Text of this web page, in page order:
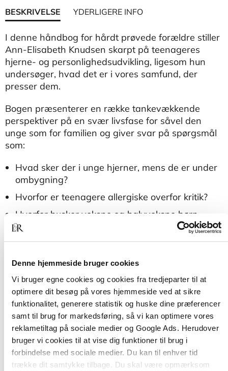
Denne hjemmeside bruger cookies
Vi bruger egne cookies og cookies fra tredjeparter til at
optimere dit besøg på vores hjemmeside ved at sikre
funktionalitet, generere statistik og huske dine præferencer
samt til brug for markedsføring, så vi kan optimere vores
reklametiltag på sociale medier og Google Ads. Herudover
bruger vi cookies til at vise dig funktioner til brug i
forbindelse med sociale medier. Du kan til enhver tid
trække dit samtykke tilbage. Du skal være opmærksom
BESKRIVELSE YDERLIGERE INFO
I denne håndbog for hårdt prøvede forældre stiller
Ann-Elisabeth Knudsen skarpt på teenageres
hjerne- og personlighedsudvikling, ligesom hun
undersøger, hvad det er i vores samfund, der
presser dem.
Bogen præsenterer en række tankevækkende
perspektiver på en svær livsfase for såvel den
unge som for familien og giver svar på spørgsmål
som:
Hvad sker der i unge hjerner, mens de er under
ombygning?
Hvorfor er teenagere allergiske overfor kritik?
Hvorfor husker voksne og halvvoksne børn
pludselig skrupforkerte detaljer fra deres
barndom?
utilstrækkelighedsfølelse?
Hvilke former for læring og opdragelse giver
mening for store børn og unge?
Og sidst, men ikke mindst: Hvordan kan
forældre og professionelle bedst
muligt hjælpe og forstå teenagere?